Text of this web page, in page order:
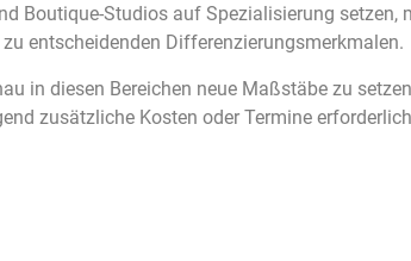
Boutique-Studios auf Spezialisierung setzen,
entscheidenden Differenzierungsmerkmalen.
in diesen Bereichen neue Maßstäbe zu
zusätzliche Kosten oder Termine